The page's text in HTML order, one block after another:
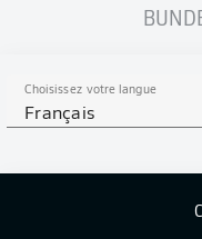
Choisissez votre langue
Français
0 %